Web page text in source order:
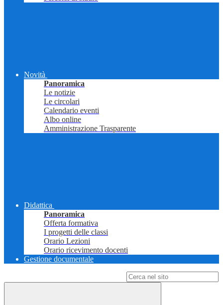
Novità
Panoramica
Le notizie
Le circolari
Calendario eventi
Albo online
Amministrazione Trasparente
Didattica
Panoramica
Offerta formativa
I progetti delle classi
Orario Lezioni
Orario ricevimento docenti
Gestione documentale